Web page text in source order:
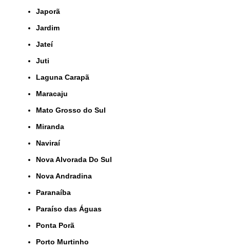
Japorã
Jardim
Jateí
Juti
Laguna Carapã
Maracaju
Mato Grosso do Sul
Miranda
Naviraí
Nova Alvorada Do Sul
Nova Andradina
Paranaíba
Paraíso das Águas
Ponta Porã
Porto Murtinho